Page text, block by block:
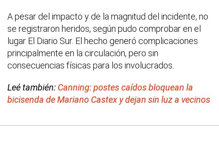
A pesar del impacto y de la magnitud del incidente, no
se registraron heridos, según pudo comprobar en el
lugar El Diario Sur. El hecho generó complicaciones
principalmente en la circulación, pero sin
consecuencias físicas para los involucrados.
Leé también: Canning: postes caídos bloquean la
bicisenda de Mariano Castex y dejan sin luz a vecinos